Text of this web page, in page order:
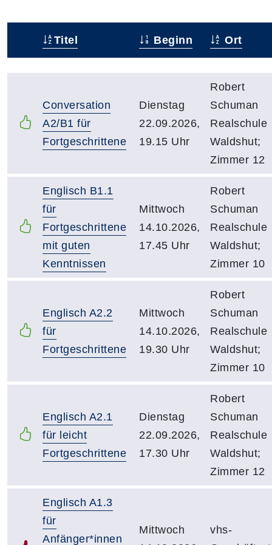
Status
Titel Beginn Ort
Conversation
A2/B1 für
Fortgeschrittene
Dienstag
22.09.2026,
19.15 Uhr
Robert
Schuman
Realschule
Waldshut;
Zimmer 12
Englisch B1.1
für
Fortgeschrittene
mit guten
Kenntnissen
Mittwoch
14.10.2026,
17.45 Uhr
Robert
Schuman
Realschule
Waldshut;
Zimmer 10
Englisch A2.2
für
Fortgeschrittene
Mittwoch
14.10.2026,
19.30 Uhr
Robert
Schuman
Realschule
Waldshut;
Zimmer 10
Englisch A2.1
für leicht
Fortgeschrittene
Dienstag
22.09.2026,
17.30 Uhr
Robert
Schuman
Realschule
Waldshut;
Zimmer 12
Englisch A1.3
für
Anfänger*innen
Mittwoch
vhs-